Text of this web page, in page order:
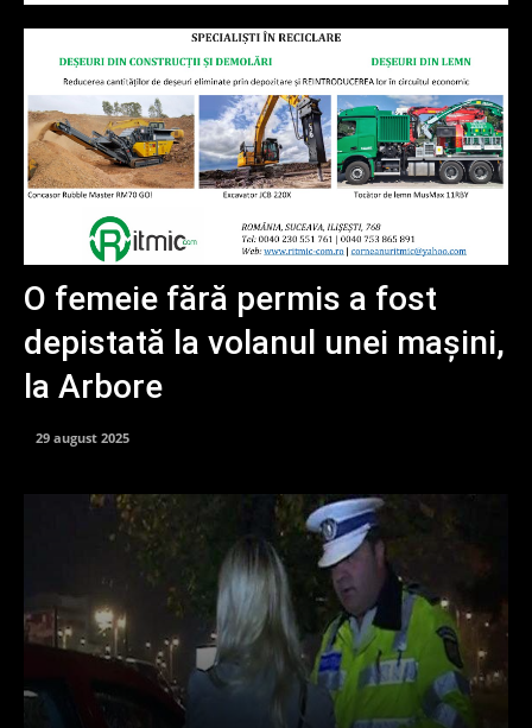
O femeie fără permis a fost
depistată la volanul unei mașini,
la Arbore
29 august 2025